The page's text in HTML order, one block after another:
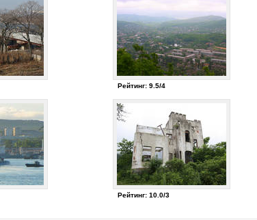
Рейтинг: 9.5/4
Рейтинг: 10.0/3